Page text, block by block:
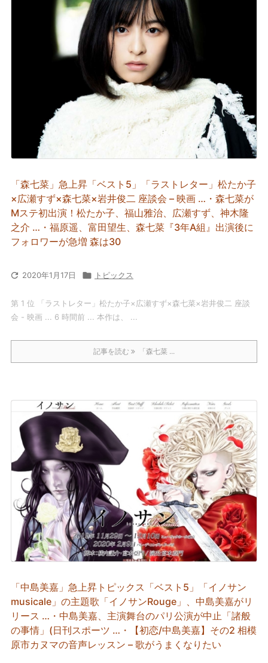
「森七菜」急上昇「ベスト5」「ラストレター」松たか子
×広瀬すず×森七菜×岩井俊二 座談会 – 映画 …・森七菜が
Mステ初出演！松たか子、福山雅治、広瀬すず、神木隆
之介 …・福原遥、富田望生、森七菜『3年A組』出演後に
フォロワーが急増 森は30
 2020年1月17日  トピックス
第 1 位 「ラストレター」松たか子×広瀬すず×森七菜×岩井俊二 座談
会 - 映画 ... 6 時間前 ... 本作は、 ...
記事を読む 「森七菜 ...
「中島美嘉」急上昇トピックス「ベスト5」「イノサン
musicale」の主題歌「イノサンRouge」、中島美嘉がリ
リース …・中島美嘉、主演舞台のパリ公演が中止「諸般
の事情」(日刊スポーツ …・【初恋/中島美嘉】その2 相模
原市カヌマの音声レッスン – 歌がうまくなりたい